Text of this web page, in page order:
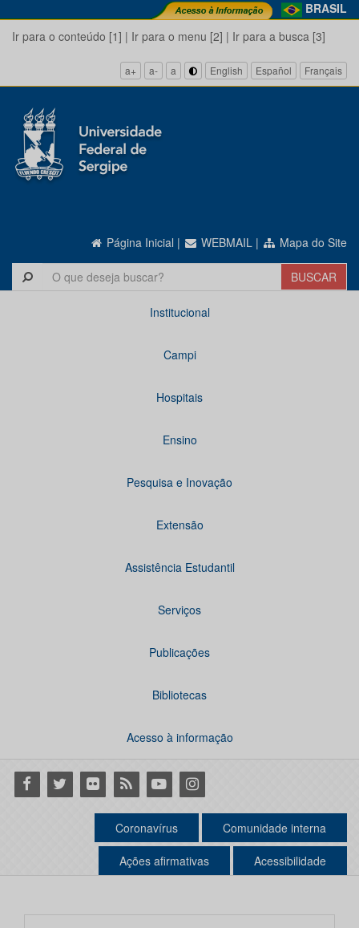
BRASIL
Ir para o conteúdo [1] | Ir para o menu [2] | Ir para a busca [3]
a+ a- a English Español Français
Página Inicial | WEBMAIL | Mapa do Site
Institucional
Campi
Hospitais
Ensino
Pesquisa e Inovação
Extensão
Assistência Estudantil
Serviços
Publicações
Bibliotecas
Acesso à informação
Facebook
Twitter Flickr RSS YoutubeInstagram
Coronavírus Comunidade interna
Ações afirmativas Acessibilidade